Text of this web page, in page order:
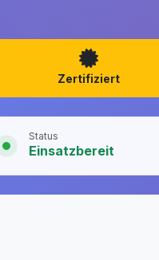
Zertifiziert
Status
Einsatzbereit